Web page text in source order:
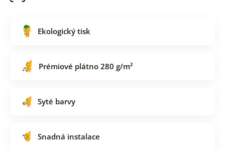
Ekologický tisk
Prémiové plátno 280 g/m²
Syté barvy
Snadná instalace